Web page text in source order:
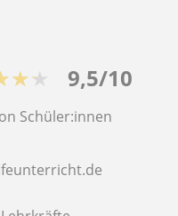
9,5/10
Schüler:innen